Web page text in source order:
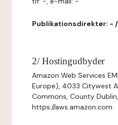
Publikationsdirektør: -
2/ Hostingudbyder
Amazon Web Services
Europe), 4033 Citywest
Commons, County Dublin,
https://aws.amazon.com